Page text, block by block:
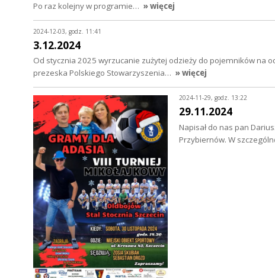
Po raz kolejny w programie… » więcej
2024-12-03, godz. 11:41
3.12.2024
Od stycznia 2025 wyrzucanie zużytej odzieży do pojemników na
prezeska Polskiego Stowarzyszenia… » więcej
2024-11-29, godz. 13:22
29.11.2024
Napisał do nas pan
Przybiernów. W